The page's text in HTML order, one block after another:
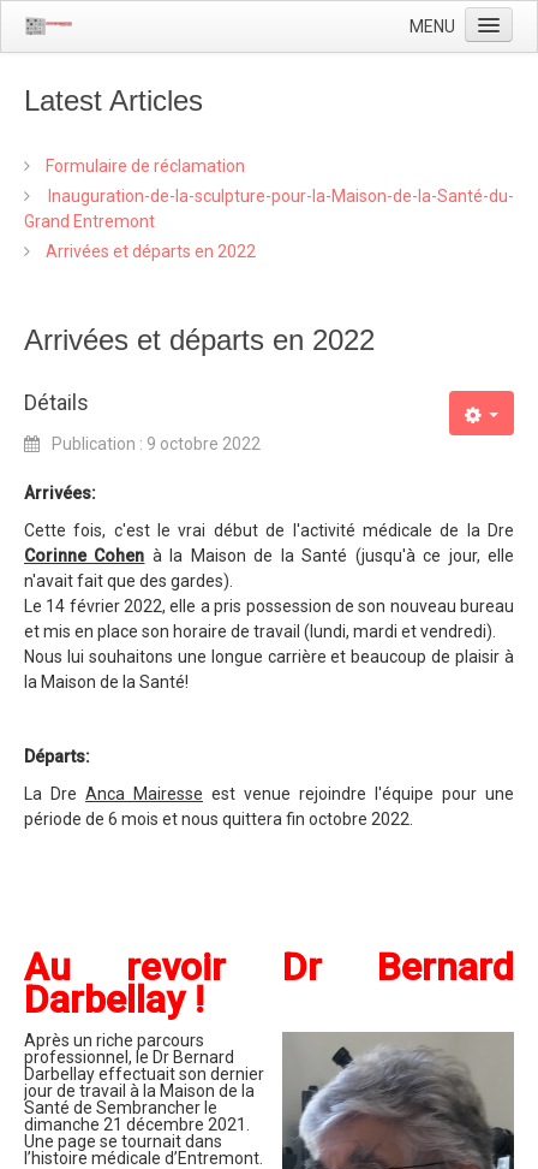
MENU
Localisation
Actualité
L'équipe
La Maison de la Santé
Latest Articles
Formulaire de réclamation
Inauguration-de-la-sculpture-pour-la-Maison-de-la-Santé-du-
Grand Entremont
Arrivées et départs en 2022
Arrivées et départs en 2022
Détails
Publication : 9 octobre 2022
Arrivées:
Cette fois, c'est le vrai début de l'activité médicale de la Dre
Corinne Cohen à la Maison de la Santé (jusqu'à ce jour, elle
n'avait fait que des gardes).
Le 14 février 2022, elle a pris possession de son nouveau bureau
et mis en place son horaire de travail (lundi, mardi et vendredi).
Nous lui souhaitons une longue carrière et beaucoup de plaisir à
la Maison de la Santé!
Départs:
La Dre Anca Mairesse est venue rejoindre l'équipe pour une
période de 6 mois et nous quittera fin octobre 2022.
Au revoir Dr Bernard
Darbellay !
Après un riche parcours
professionnel, le Dr Bernard
Darbellay effectuait son dernier
jour de travail à la Maison de la
Santé de Sembrancher le
dimanche 21 décembre 2021.
Une page se tournait dans
l’histoire médicale d’Entremont.